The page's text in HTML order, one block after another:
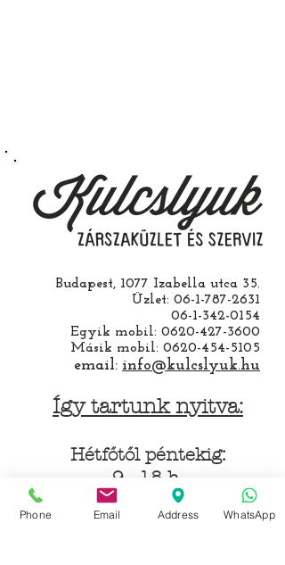
Budapest, 1077 Izabella utca 35.
Üzlet: 06-1-787-2631
06-1-342-0154
Egyik mobil: 0620-427-3600
Másik mobil: 0620-454-5105
email: info@kulcslyuk.hu
Így tartunk nyitva:
Hétfőtől péntekig:
9 - 18 h
Phone Email Address WhatsApp